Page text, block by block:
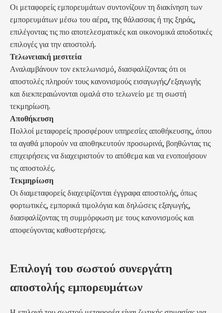
Οι μεταφορείς εμπορευμάτων συντονίζουν τη διακίνηση των
εμπορευμάτων μέσω του αέρα, της θάλασσας ή της ξηράς,
επιλέγοντας τις πιο αποτελεσματικές και οικονομικά αποδοτικές
επιλογές για την αποστολή.
Τελωνειακή μεσιτεία
Αναλαμβάνουν τον εκτελωνισμό, διασφαλίζοντας ότι οι
αποστολές πληρούν τους κανονισμούς εισαγωγής/εξαγωγής
και διεκπεραιώνονται ομαλά στο τελωνείο με τη σωστή
τεκμηρίωση.
Αποθήκευση
Πολλοί μεταφορείς προσφέρουν υπηρεσίες αποθήκευσης, όπου
τα αγαθά μπορούν να αποθηκευτούν προσωρινά, βοηθώντας τις
επιχειρήσεις να διαχειριστούν το απόθεμα και να ενοποιήσουν
τις αποστολές.
Τεκμηρίωση
Οι διαμεταφορείς διαχειρίζονται έγγραφα αποστολής, όπως
φορτωτικές, εμπορικά τιμολόγια και δηλώσεις εξαγωγής,
διασφαλίζοντας τη συμμόρφωση με τους κανονισμούς και
αποφεύγοντας καθυστερήσεις.
Επιλογή του σωστού συνεργάτη
αποστολής εμπορευμάτων